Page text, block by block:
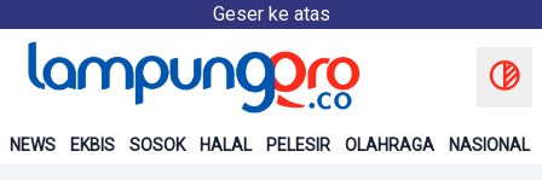
Geser ke atas
NEWS EKBIS SOSOK HALAL PELESIR OLAHRAGA NASIONAL